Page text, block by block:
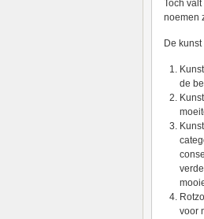
Toch
noemen
De
de
voor